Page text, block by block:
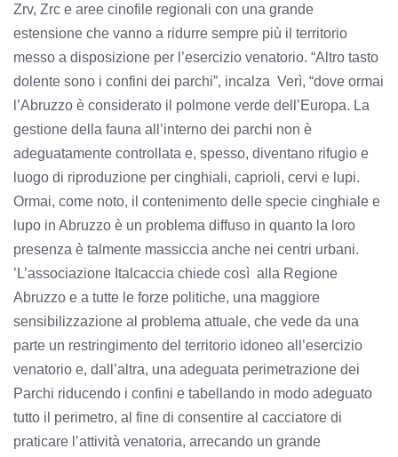
Zrv, Zrc e aree cinofile regionali con una grande
estensione che vanno a ridurre sempre più il territorio
messo a disposizione per l’esercizio venatorio. “Altro tasto
dolente sono i confini dei parchi”, incalza Verì, “dove ormai
l’Abruzzo è considerato il polmone verde dell’Europa. La
gestione della fauna all’interno dei parchi non è
adeguatamente controllata e, spesso, diventano rifugio e
luogo di riproduzione per cinghiali, caprioli, cervi e lupi.
Ormai, come noto, il contenimento delle specie cinghiale e
lupo in Abruzzo è un problema diffuso in quanto la loro
presenza è talmente massiccia anche nei centri urbani.
’L’associazione Italcaccia chiede così alla Regione
Abruzzo e a tutte le forze politiche, una maggiore
sensibilizzazione al problema attuale, che vede da una
parte un restringimento del territorio idoneo all’esercizio
venatorio e, dall’altra, una adeguata perimetrazione dei
Parchi riducendo i confini e tabellando in modo adeguato
tutto il perimetro, al fine di consentire al cacciatore di
praticare l’attività venatoria, arrecando un grande